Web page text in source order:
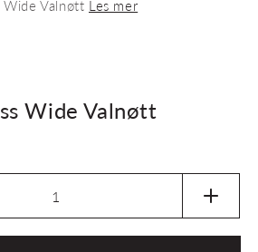
Wide Valnøtt Les mer
Wide Valnøtt
Øk
for